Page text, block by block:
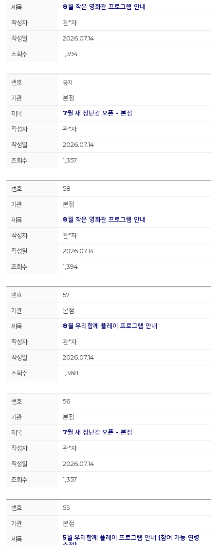
8월 작은 영화관 프로그램 안내
관*자
2026.07.14
1,394
공지
본점
7월 새 장난감 오픈 - 본점
관*자
2026.07.14
1,357
58
본점
8월 작은 영화관 프로그램 안내
관*자
2026.07.14
1,394
57
본점
8월 우리함께 플레이 프로그램 안내
관*자
2026.07.14
1,368
56
본점
7월 새 장난감 오픈 - 본점
관*자
2026.07.14
1,357
55
본점
5월 우리함께 플레이 프로그램 안내 (참여 가능 연령